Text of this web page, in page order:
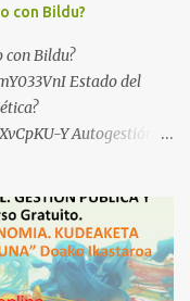
con Bildu?
con Bildu?
Estado del
Y Autogestión
dGKjgqEvRHk
Si quieres hacer algo, o
adolescentes vascos
kanal berriak